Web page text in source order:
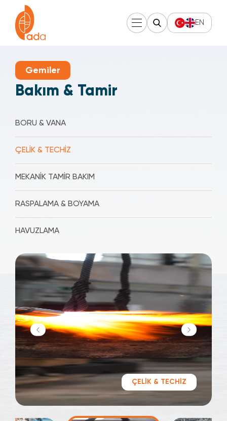
EN
Gemiler
Bakım & Tamir
BORU & VANA
ÇELİK & TECHİZ
MEKANİK TAMİR BAKIM
RASPALAMA & BOYAMA
HAVUZLAMA
ÇELİK & TECHİZ